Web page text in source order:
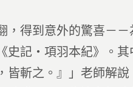
，得到意外的驚喜－
史記‧項羽本紀》。
皆斬之。』」老師解